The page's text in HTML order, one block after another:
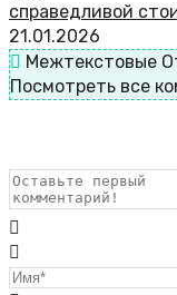
справедливой
21.01.2026
Межтекстовые
Посмотреть все